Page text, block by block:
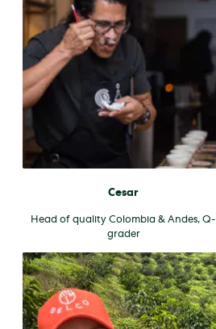
Cesar
Head of quality Colombia & Andes, Q-
grader